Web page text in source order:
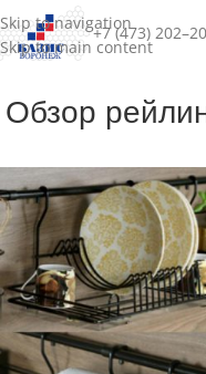
Skip to navigation
Skip to main content
+7 (473)
Обзор